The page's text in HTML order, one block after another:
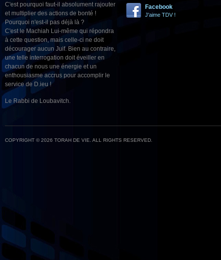
C'est pourquoi faut-il absolument rajouter
et multiplier des actions de bonté !
Pourquoi n'est-il pas déjà là ?
C'est le Machiah Lui-même qui répondra
à cette question, mais celle-ci ne doit
décourager aucun Juif. Bien au contraire,
une telle interrogation doit éveiller en
chacun de nous une énergie et un
enthousiasme accrus pour accomplir le
service de D.ieu !
Le Rabbi de Loubavitch.
Facebook
J'aime TDV !
COPYRIGHT © 2026 TORAH DE VIE. ALL RIGHTS RESERVED.